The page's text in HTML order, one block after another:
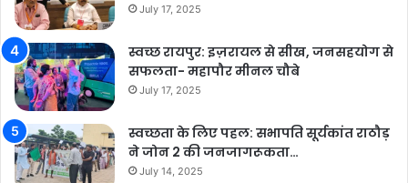
July 17, 2025
स्वच्छ रायपुर: इज़रायल से सीख, जनसहयोग से
सफलता- महापौर मीनल चौबे
July 17, 2025
स्वच्छता के लिए पहल: सभापति सूर्यकांत राठौड़
ने जोन 2 की जनजागरूकता…
July 14, 2025